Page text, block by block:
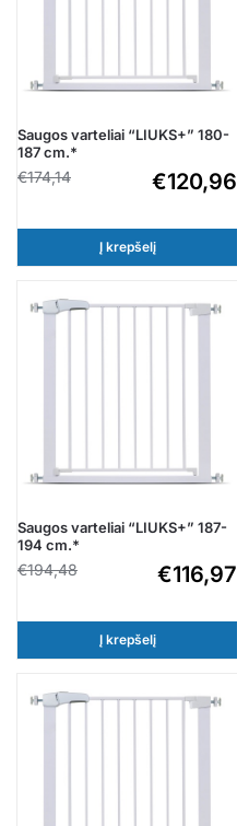
Saugos varteliai “LIUKS+” 180-
187 cm.*
€174,14 €120,96
Į krepšelį
Saugos varteliai “LIUKS+” 187-
194 cm.*
€194,48 €116,97
Į krepšelį